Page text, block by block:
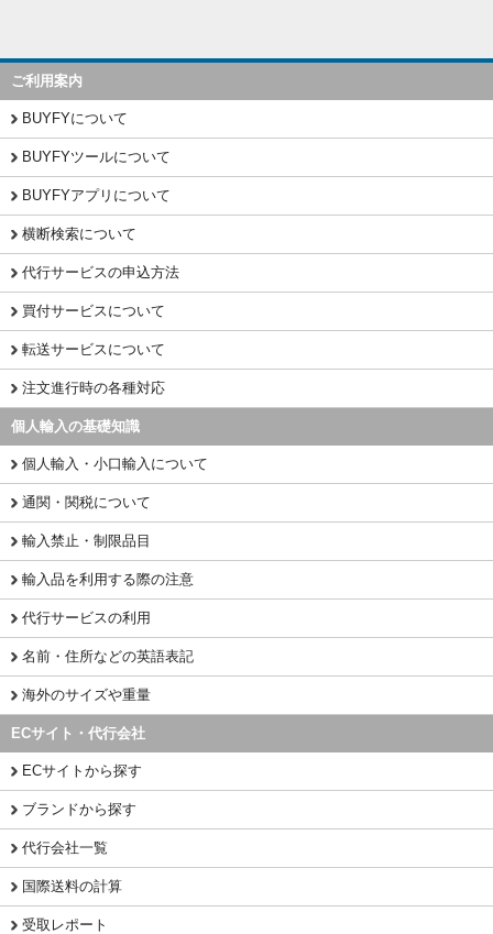
ご利用案内
BUYFYについて
BUYFYツールについて
BUYFYアプリについて
横断検索について
代行サービスの申込方法
買付サービスについて
転送サービスについて
注文進行時の各種対応
個人輸入の基礎知識
個人輸入・小口輸入について
通関・関税について
輸入禁止・制限品目
輸入品を利用する際の注意
代行サービスの利用
名前・住所などの英語表記
海外のサイズや重量
ECサイト・代行会社
ECサイトから探す
ブランドから探す
代行会社一覧
国際送料の計算
受取レポート